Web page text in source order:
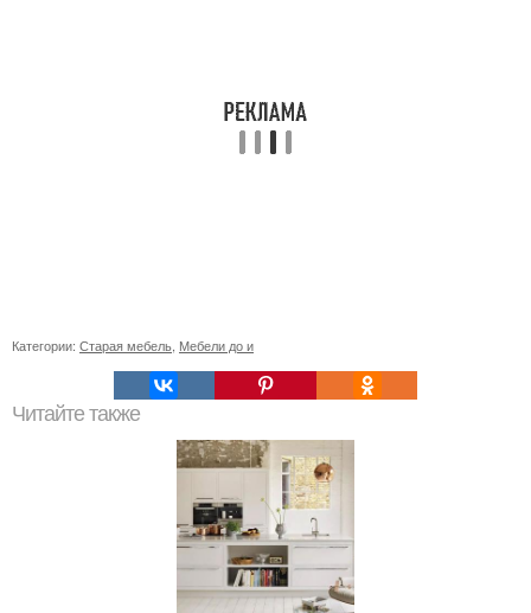
Категории: Старая мебель Мебели до и
Читайте также